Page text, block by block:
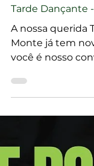
Tarde Dançante
A nossa querida
você é nosso
viver mais uma